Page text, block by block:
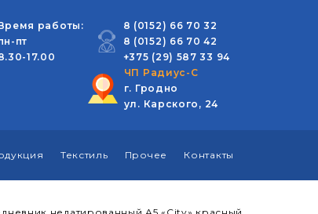
работы:
пт
17.00
8 (0152) 66 70 32
8 (0152) 66 70 42
+375 (29) 587 33 94
ЧП Радиус-С
г. Гродно
ул. Карского, 24
Текстиль Прочее Контакты